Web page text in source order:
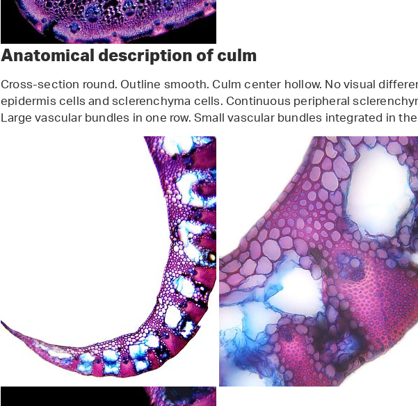
Anatomical description of culm
Cross-section round. Outline smooth. Culm center hollow. No visual
epidermis cells and sclerenchyma cells. Continuous peripheral
Large vascular bundles in one row. Small vascular bundles integrated in